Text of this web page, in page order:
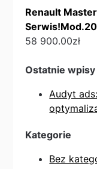
Renault
58 900.00zł
Ostatnie wpisy
Audyt
Kategorie
Bez